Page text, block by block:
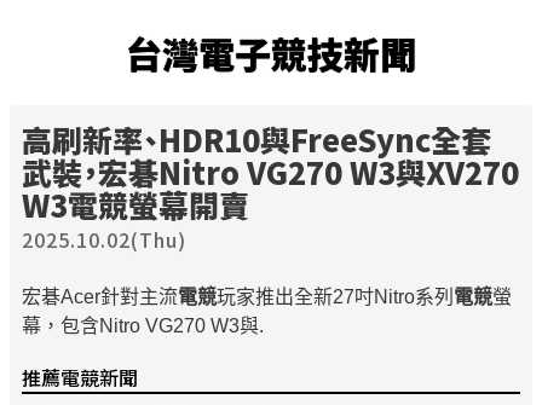
台灣電子競技新聞
高刷新率、HDR10與FreeSync全套
武裝，宏碁Nitro VG270 W3與XV270
W3電競螢幕開賣
2025.10.02(Thu)
宏碁Acer針對主流電競玩家推出全新27吋Nitro系列 電競螢
幕，包含Nitro VG270 W3與.
推薦電競新聞